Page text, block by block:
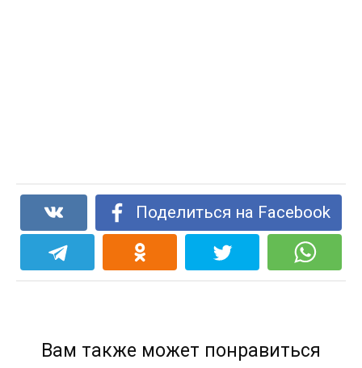
Поделиться на Facebook
Вам также может понравиться